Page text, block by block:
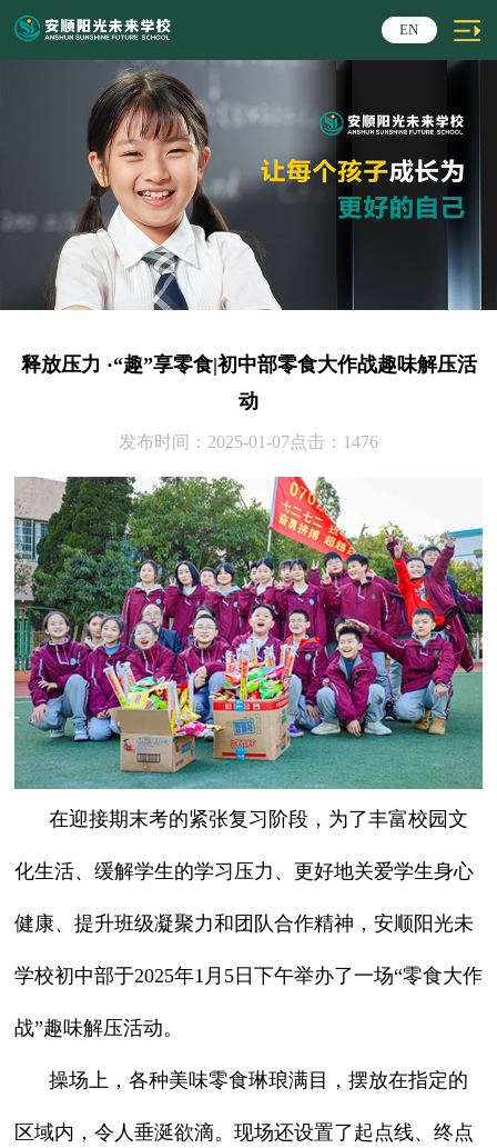
EN
释放压力 ·“趣”享零食|初中部零食大作战趣味解压活
动
发布时间：2025-01-07点击： 1476
在迎接期末考的紧张复习阶段，为了丰富校园文
化生活、缓解学生的学习压力、更好地关爱学生身心
健康、提升班级凝聚力和团队合作精神，安顺阳光未
学校初中部于2025年1月5日下午举办了一场“零食大作
战”趣味解压活动。
操场上，各种美味零食琳琅满目，摆放在指定的
区域内，令人垂涎欲滴。现场还设置了起点线、终点